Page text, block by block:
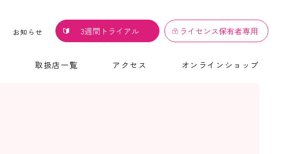
3週間トライアル ライセンス保有者専用
お知らせ
取扱店一覧 アクセス オンラインショップ